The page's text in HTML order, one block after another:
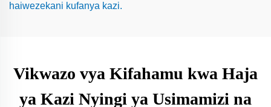
haiwezekani kufanya kazi.
Vikwazo vya Kifahamu kwa Haja
ya Kazi Nyingi ya Usimamizi na